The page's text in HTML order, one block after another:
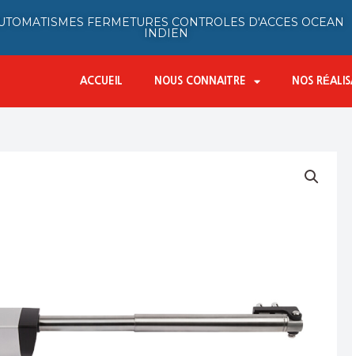
FERMETURES CONTROLES D'ACCES OCEAN
INDIEN
ACCUEIL NOUS CONNAITRE NOS